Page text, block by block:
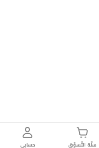
سلّة التّسوّق حسابي